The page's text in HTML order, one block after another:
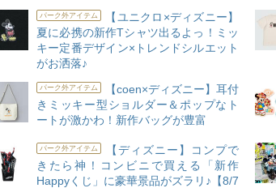
パーク外アイテム
【ユニクロ×ディズニー】
夏に必携の新作Tシャツ出るよっ！ミッ
キー定番デザイン×トレンドシルエット
がお洒落♪
パーク外アイテム
【coen×ディズニー】耳付
きミッキー型ショルダー＆ポップなト
ートが激かわ！新作バッグが豊富
パーク外アイテム
【ディズニー】コンプで
きたら神！コンビニで買える「新作
Happyくじ」に豪華景品がズラリ♪【8/7